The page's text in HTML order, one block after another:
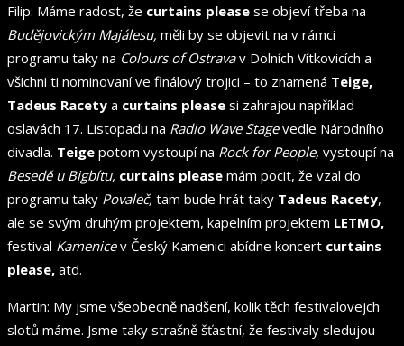
Filip: Máme radost, že curtains please se objeví třeba na
Budějovickým Majálesu, měli by se objevit na v rámci
programu taky na Colours of Ostravav Dolních Vítkovicích a
všichni ti nominovaní ve finálový trojici – to znamená Teige,
Tadeus Racety a curtains please si zahrajou například
oslavách 17. Listopadu na Radio Wave Stagevedle Národního
divadla. Teige potom vystoupí na Rock for People, vystoupí na
Besedě u Bigbítu, curtains please mám pocit, že vzal do
programu taky Povaleč, tam bude hrát taky Tadeus Racety,
ale se svým druhým projektem, kapelním projektem LETMO,
festival Kamenicev Český Kamenici abídne koncert curtains
please, atd.
Martin: My jsme všeobecně nadšení, kolik těch festivalovejch
slotů máme. Jsme taky strašně šťastní, že festivaly sledujou